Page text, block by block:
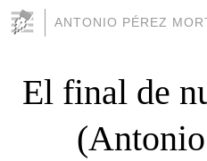
ANTONIO PÉREZ
El final de